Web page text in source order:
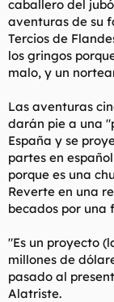
caballero del
aventuras de su
Tercios de
los gringos
malo, y un
Las aventuras
darán pie a una
España y se
partes en
porque es una
Reverte en una
becados por una
"Es un proyecto
millones de
pasado al
Alatriste.